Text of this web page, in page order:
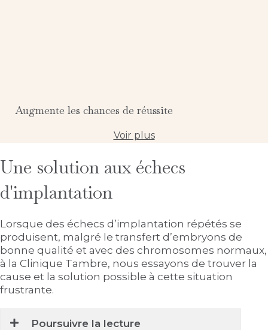
Augmente les chances de réussite
Voir plus
Une solution aux échecs
d'implantation
Lorsque des échecs d’implantation répétés se
produisent, malgré le transfert d’embryons de
bonne qualité et avec des chromosomes normaux,
à la Clinique Tambre, nous essayons de trouver la
cause et la solution possible à cette situation
frustrante.
Poursuivre la lecture